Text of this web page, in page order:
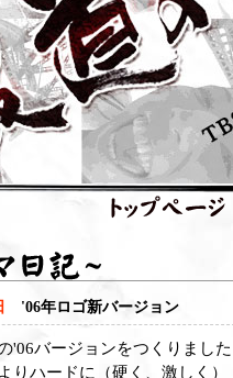
'06年ロゴ新バージョン
'06バージョンをつくりまし
りハードに（硬く、激しく）